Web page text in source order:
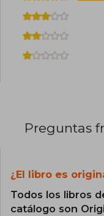
Preguntas
¿El libro es
Todos los libros
catálogo son